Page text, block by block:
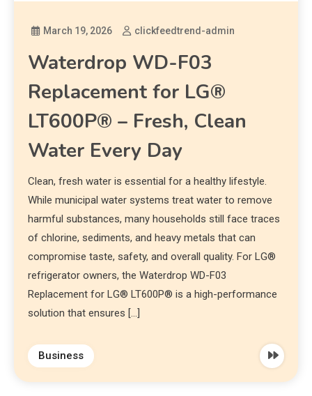
March 19, 2026 clickfeedtrend-admin
Waterdrop WD-F03
Replacement for LG®
LT600P® – Fresh, Clean
Water Every Day
Clean, fresh water is essential for a healthy lifestyle.
While municipal water systems treat water to remove
harmful substances, many households still face traces
of chlorine, sediments, and heavy metals that can
compromise taste, safety, and overall quality. For LG®
refrigerator owners, the Waterdrop WD-F03
Replacement for LG® LT600P® is a high-performance
solution that ensures […]
Business